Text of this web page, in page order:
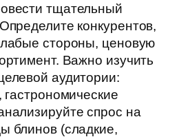
тщательный
конкурентов,
стороны, ценовую
Важно изучить
аудитории:
гастрономические
спрос на
блинов (сладкие,